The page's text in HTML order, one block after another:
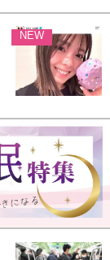
NEW